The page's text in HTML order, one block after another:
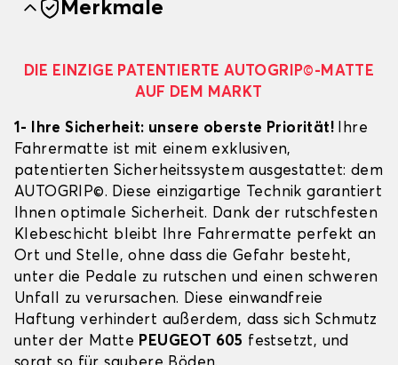
Merkmale
DIE EINZIGE PATENTIERTE AUTOGRIP©-MATTE
AUF DEM MARKT
1- Ihre Sicherheit: unsere oberste Priorität! Ihre
Fahrermatte ist mit einem exklusiven,
patentierten Sicherheitssystem ausgestattet: dem
AUTOGRIP©. Diese einzigartige Technik garantiert
Ihnen optimale Sicherheit. Dank der rutschfesten
Klebeschicht bleibt Ihre Fahrermatte perfekt an
Ort und Stelle, ohne dass die Gefahr besteht,
unter die Pedale zu rutschen und einen schweren
Unfall zu verursachen. Diese einwandfreie
Haftung verhindert außerdem, dass sich Schmutz
unter der Matte PEUGEOT 605 festsetzt, und